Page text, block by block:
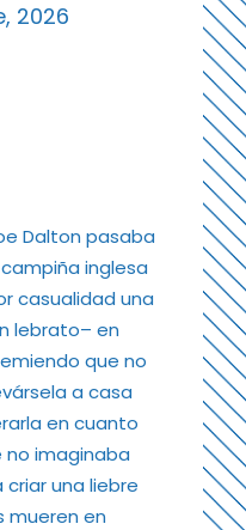
2026
Dalton pasaba
inglesa
casualidad una
lebrato– en
que no
a casa
en cuanto
no imaginaba
una liebre
mueren en